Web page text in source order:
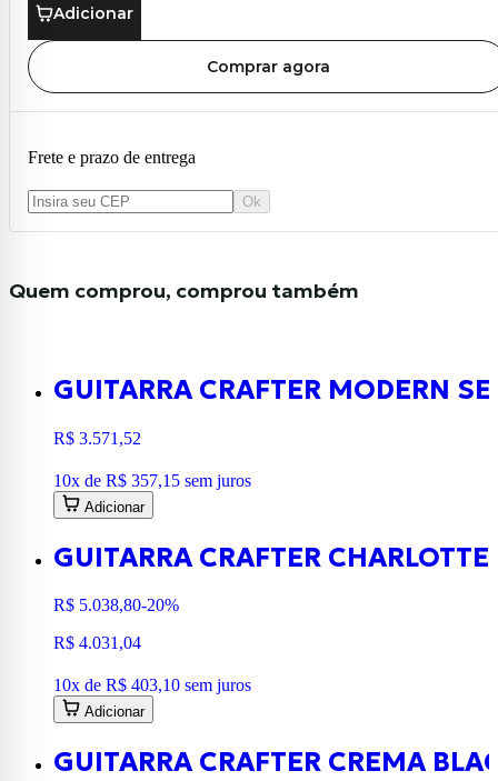
Adicionar
Comprar agora
Frete e prazo de entrega
Ok
Quem comprou, comprou também
GUITARRA CRAFTER MODERN
R$ 3.571,52
10x de R$ 357,15 sem juros
Adicionar
GUITARRA CRAFTER
R$ 5.038,80-20%
R$ 4.031,04
10x de R$ 403,10 sem juros
Adicionar
GUITARRA CRAFTER CREMA